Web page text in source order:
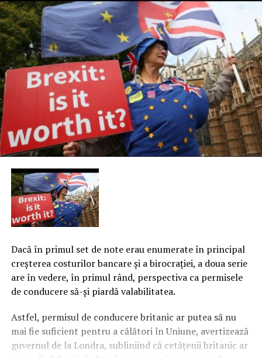
Dacă în primul set de note erau enumerate în principal
creşterea costurilor bancare şi a birocraţiei, a doua serie
are în vedere, în primul rând, perspectiva ca permisele
de conducere să-şi piardă valabilitatea.
Astfel, permisul de conducere britanic ar putea să nu
mai fie suficient pentru a călători în Uniune, avertizează
guvernul de la Londra, subliniind că cetăţenii britanic ar